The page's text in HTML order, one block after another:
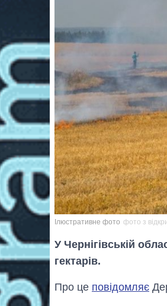
Ілюстративне фото фото з
У Чернігівській
гектарів.
Про це повідомляє